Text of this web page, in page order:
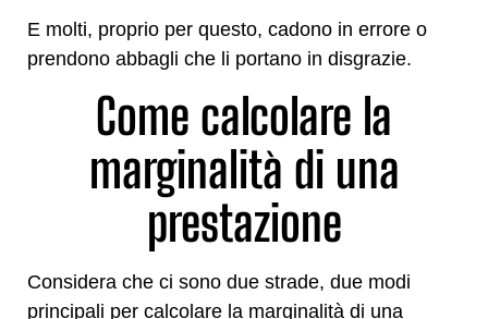
E molti, proprio per questo, cadono in errore o
prendono abbagli che li portano in disgrazie.
Come calcolare la
marginalità di una
prestazione
Considera che ci sono due strade, due modi
principali per calcolare la marginalità di una